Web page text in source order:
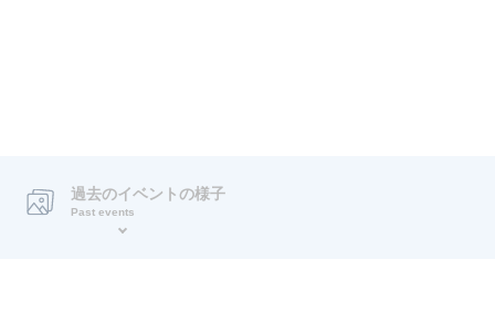
過去のイベントの様子
Past events